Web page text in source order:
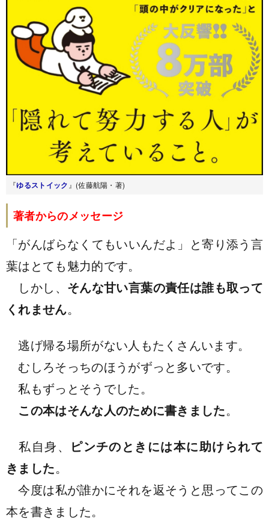
『ゆるストイック 』(佐藤航陽・著)
著者からのメッセージ
「がんばらなくてもいいんだよ」と寄り添う言
葉はとても魅力的です。
しかし、 そんな甘い言葉の責任は誰も取って
くれません。
逃げ帰る場所がない人もたくさんいます。
むしろそっちのほうがずっと多いです。
私もずっとそうでした。
この本はそんな人のために書きました。
私自身、
ピンチのときには本に助けられて
きました。
今度は私が誰かにそれを返そうと思ってこの
本を書きました。